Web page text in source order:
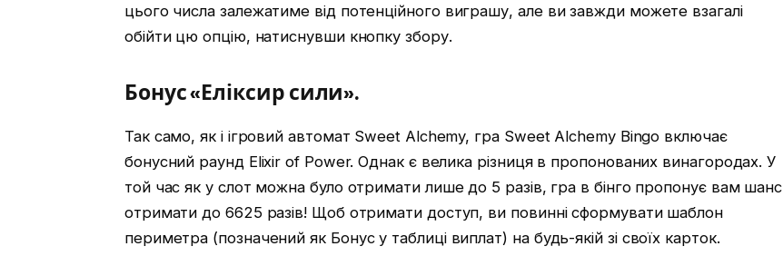
цього числа залежатиме від потенційного виграшу, але ви завжди можете взагалі
обійти цю опцію, натиснувши кнопку збору.
Бонус «Еліксир сили».
Так само, як і ігровий автомат Sweet Alchemy, гра Sweet Alchemy Bingo включає
бонусний раунд Elixir of Power. Однак є велика різниця в пропонованих винагородах. У
той час як у слот можна було отримати лише до 5 разів, гра в бінго пропонує вам шанс
отримати до 6625 разів! Щоб отримати доступ, ви повинні сформувати шаблон
периметра (позначений як Бонус у таблиці виплат) на будь-якій зі своїх карток.